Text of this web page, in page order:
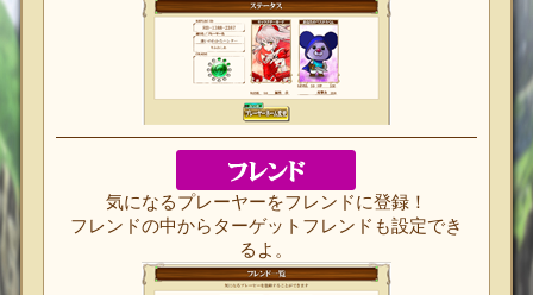
気になるプレーヤーをフレンドに登録！
フレンドの中からターゲットフレンドも設定でき
るよ。